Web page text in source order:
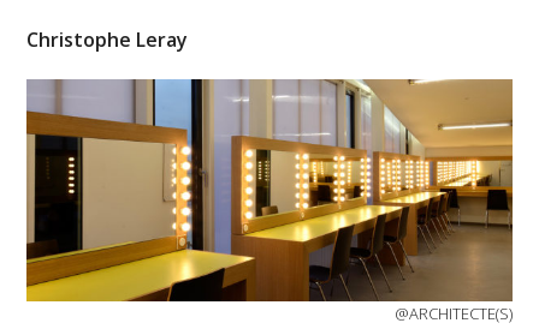
Christophe Leray
@ARCHITECTE(S)